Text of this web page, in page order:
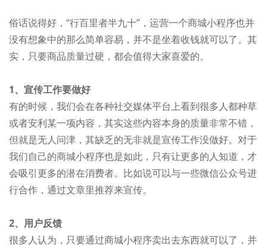
俗话说得好，“行百里者半九十”，运营一个商城小程序也并
没有想象中的那么简单容易，并不是坐着收钱就可以了。其
实，只要商品质量过硬，都会值得大家喜爱的。
1、宣传工作要做好
有的时候，我们会在各种社交媒体平台上看到很多人都种草
或者安利某一项内容，其实这些内容本身的质量非常不错，
但就是无人问津，其缺乏的无非就是宣传工作没做好。对于
我们自己的商城小程序也是如此，只有让更多的人知道，才
会吸引更多的潜在消费者。比如说可以与一些微信公众号进
行合作，通过文章里推荐来宣传。
2、用户反馈
很多人认为，只要通过商城小程序卖出去东西就可以了，并